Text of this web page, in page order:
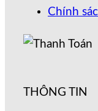
Chính
THÔNG TIN